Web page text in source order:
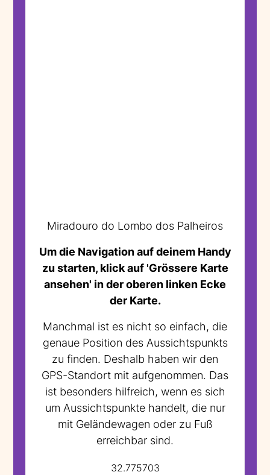
Miradouro do Lombo dos Palheiros
Um die Navigation auf deinem Handy
zu starten, klick auf 'Grössere Karte
ansehen' in der oberen linken Ecke
der Karte.
Manchmal ist es nicht so einfach, die
genaue Position des Aussichtspunkts
zu finden. Deshalb haben wir den
GPS-Standort mit aufgenommen. Das
ist besonders hilfreich, wenn es sich
um Aussichtspunkte handelt, die nur
mit Geländewagen oder zu Fuß
erreichbar sind.
32.775703